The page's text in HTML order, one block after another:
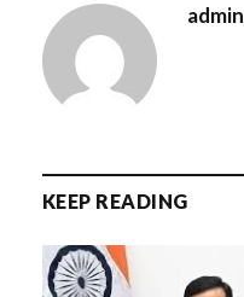
admin
KEEP READING